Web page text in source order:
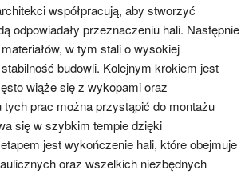
współpracują, aby stworzyć
odpowiadały przeznaczeniu hali. Następnie
w tym stali o wysokiej
budowli. Kolejnym krokiem jest
wiąże się z wykopami oraz
prac można przystąpić do montażu
się w szybkim tempie dzięki
jest wykończenie hali, które obejmuje
oraz wszelkich niezbędnych